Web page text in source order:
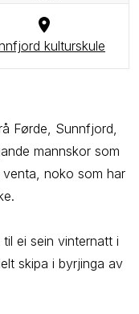
kulturskule
Førde, Sunnfjord,
mannskor som
noko som har
ei sein vinternatt i
skipa i byrjinga av